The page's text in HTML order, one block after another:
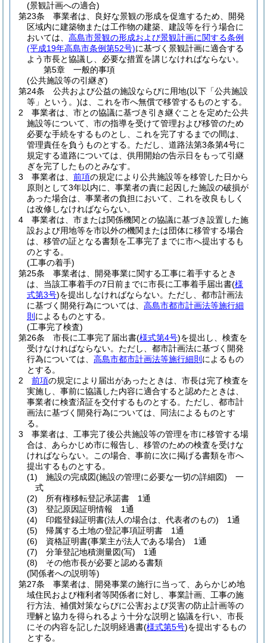
(景観計画への適合)
第23条
事業者は、良好な景観の形成を促進するため、開発
区域内に建築物または工作物の建築、建設等を行う場合に
おいては、 高島市景観の形成および景観計画に関する条例
(平成19年高島市条例第52号)に基づく景観計画に適合する
よう市長と協議し、必要な措置を講じなければならない。
第5章
一般的事項
(公共施設等の引継ぎ)
第24条
公共および公益の施設ならびに用地(以下「公共施設
等」という。)は、これを市へ無償で移管するものとする。
2
事業者は、市との協議に基づき引き継ぐことを定めた公共
施設等について、市の指導を受けて管理および移管のため
必要な手続をするものとし、これを完了するまでの間は、
管理責任を負うものとする。 ただし、道路法第3条第4号に
規定する道路については、供用開始の告示日をもって引継
ぎを完了したものとみなす。
3
事業者は、 前項の規定により公共施設等を移管した日から
原則として3年以内に、事業者の責に起因した施設の破損が
あった場合は、事業者の負担において、これを改良もしく
は改修しなければならない。
4
事業者は、市または関係機関との協議に基づき設置した施
設および用地等を市以外の機関または団体に移管する場合
は、移管の証となる書類を工事完了までに市へ提出するも
のとする。
(工事の着手)
第25条
事業者は、開発事業に関する工事に着手するとき
は、当該工事着手の7日前までに市長に工事着手届出書(様
式第3号)を提出しなければならない。 ただし、都市計画法
に基づく開発行為については、 高島市都市計画法等施行細
則 によるものとする。
(工事完了検査)
第26条
市長に工事完了届出書(様式第4号)を提出し、検査を
受けなければならない。 ただし、都市計画法に基づく開発
行為については、 高島市都市計画法等施行細則 によるもの
とする。
2
前項の規定により届出があったときは、市長は完了検査を
実施し、事前に協議した内容に適合すると認めたときは、
事業者に検査済証を交付するものとする。 ただし、都市計
画法に基づく開発行為については、同法によるものとす
る。
3
事業者は、工事完了後公共施設等の管理を市に移管する場
合は、あらかじめ市に報告し、移管のための検査を受けな
ければならない。
この場合、事前に次に掲げる書類を市へ
提出するものとする。
(1)
施設の完成図(施設の管理に必要な一切の詳細図) 一
式
(2)
所有権移転登記承諾書 1通
(3)
登記原因証明情報 1通
(4)
印鑑登録証明書(法人の場合は、代表者のもの) 1通
(5)
帰属する土地の登記事項証明書 1通
(6)
資格証明書(事業主が法人である場合) 1通
(7)
分筆登記地積測量図(写) 1通
(8)
その他市長が必要と認める書類
(関係者への説明等)
第27条
事業者は、開発事業の施行に当って、あらかじめ地
域住民および権利者等関係者に対し、事業計画、工事の施
行方法、補償対策ならびに公害および災害の防止計画等の
理解と協力を得られるよう十分な説明と協議を行い、市長
にその内容を記した説明経過書(様式第5号)を提出するもの
とする。